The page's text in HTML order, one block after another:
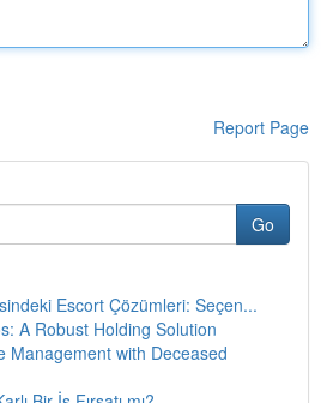
Report Page
Go
Escort Çözümleri: Seçen...
A Robust Holding Solution
Management with Deceased